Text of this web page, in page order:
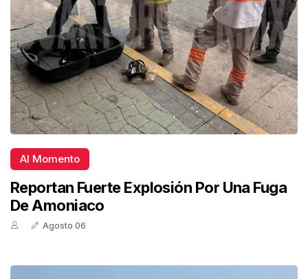
Al Momento
Reportan Fuerte Explosión Por Una Fuga
De Amoniaco
Agosto 06